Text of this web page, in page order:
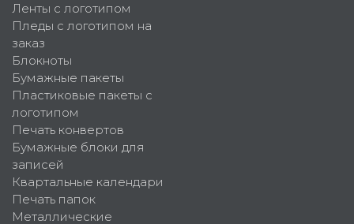
Ленты с логотипом
Пледы с логотипом на
заказ
Блокноты
Бумажные пакеты
Пластиковые пакеты с
логотипом
Печать конвертов
Бумажные блоки для
записей
Квартальные календари
Печать папок
Металлические